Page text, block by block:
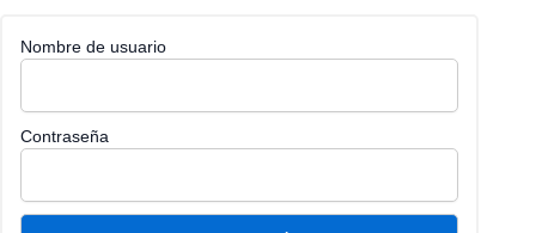
Nombre de usuario
Contraseña